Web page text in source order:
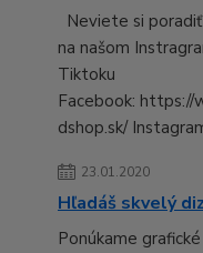
Neviete si
na našom
Tiktoku
Facebook: https://
dshop.sk/
23.01.2020
Hľadáš skvelý
Ponúkame